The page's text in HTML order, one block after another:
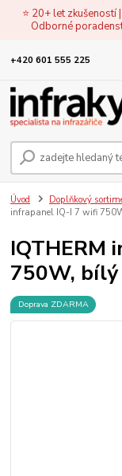
⭐ 20+ let
Odborné
+420 601 555 225
Úvod Doplňkový
infrapanel IQ-I 7 wifi
IQTHERM
750W, bílý
Doprava ZDARMA